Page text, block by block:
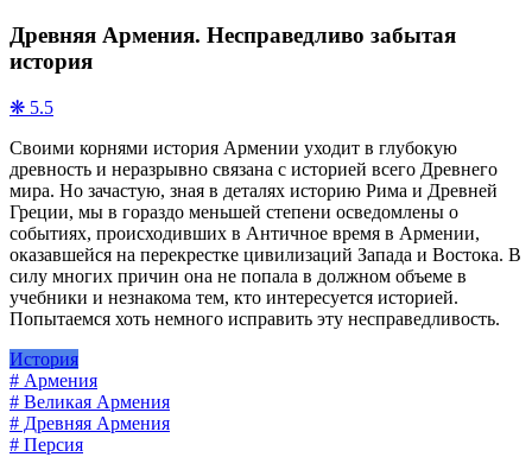
Древняя Армения. Несправедливо забытая
история
❋ 5.5
Своими корнями история Армении уходит в глубокую
древность и неразрывно связана с историей всего Древнего
мира. Но зачастую, зная в деталях историю Рима и Древней
Греции, мы в гораздо меньшей степени осведомлены о
событиях, происходивших в Античное время в Армении,
оказавшейся на перекрестке цивилизаций Запада и Востока. В
силу многих причин она не попала в должном объеме в
учебники и незнакома тем, кто интересуется историей.
Попытаемся хоть немного исправить эту несправедливость.
История
# Армения
# Великая Армения
# Древняя Армения
# Персия